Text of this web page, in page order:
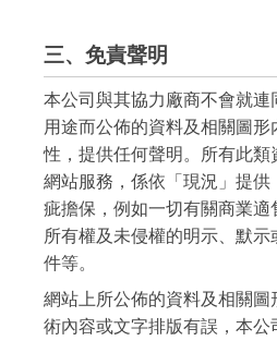
三、免責聲明
本公司與其協力廠商不會就
用途而公佈的資料及相關圖形
性，提供任何聲明。所有此類
網站服務，係依「現況」提供
疵擔保，例如一切有關商業適
所有權及未侵權的明示、默
件等。
網站上所公佈的資料及相關
術內容或文字排版有誤，本公